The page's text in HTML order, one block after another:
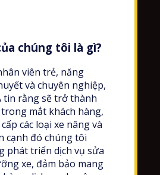
chúng tôi là gì?
viên trẻ, năng
và chuyên nghiệp,
tin rằng sẽ trở thành
mắt khách hàng,
các loại xe nâng và
cạnh đó chúng tôi
phát triển dịch vụ sửa
xe, đảm bảo mang